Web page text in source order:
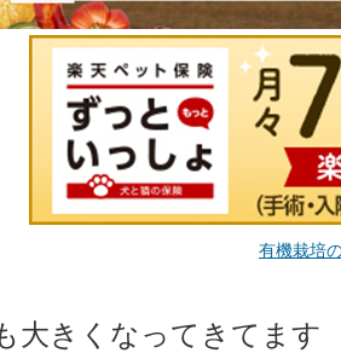
有機栽培
大きくなってきてます